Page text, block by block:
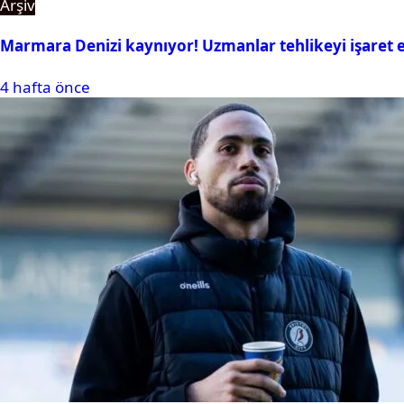
Arşiv
Marmara Denizi kaynıyor! Uzmanlar tehlikeyi işaret
4 hafta önce